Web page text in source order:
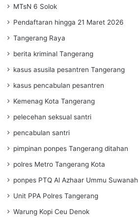
MTsN 6 Solok
Pendaftaran hingga 21 Maret 2026
Tangerang Raya
berita kriminal Tangerang
kasus asusila pesantren Tangerang
kasus pencabulan pesantren
Kemenag Kota Tangerang
pelecehan seksual santri
pencabulan santri
pimpinan ponpes Tangerang ditahan
polres Metro Tangerang Kota
ponpes PTQ Al Azhaar Ummu Suwanah
Unit PPA Polres Tangerang
Warung Kopi Ceu Denok